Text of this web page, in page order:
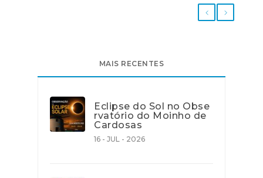
MAIS RECENTES
Eclipse do Sol no Obse
rvatório do Moinho de
Cardosas
16 - JUL - 2026